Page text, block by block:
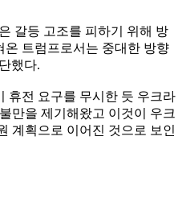
갈등 고조를 피하기 위해 방
트럼프로서는 중대한 방향
했다.
휴전 요구를 무시한 듯 우크라
만을 제기해왔고 이것이 우크
계획으로 이어진 것으로 보인